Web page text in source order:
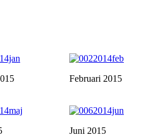
Februari 2015
Juni 2015